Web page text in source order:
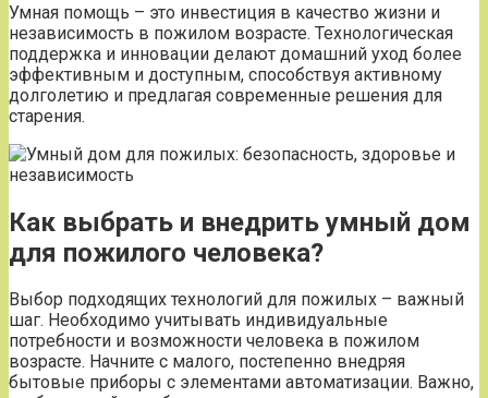
Умная помощь – это инвестиция в качество жизни и
независимость в пожилом возрасте. Технологическая
поддержка и инновации делают домашний уход более
эффективным и доступным, способствуя активному
долголетию и предлагая современные решения для
старения.
Как выбрать и внедрить умный дом
для пожилого человека?
Выбор подходящих технологий для пожилых – важный
шаг. Необходимо учитывать индивидуальные
потребности и возможности человека в пожилом
возрасте. Начните с малого, постепенно внедряя
бытовые приборы с элементами автоматизации. Важно,